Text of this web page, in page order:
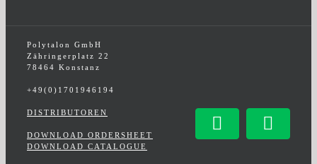
Polytalon GmbH
Zähringerplatz 22
78464 Konstanz
+49(0)1701946194
DISTRIBUTOREN
DOWNLOAD ORDERSHEET
DOWNLOAD CATALOGUE
Facebook